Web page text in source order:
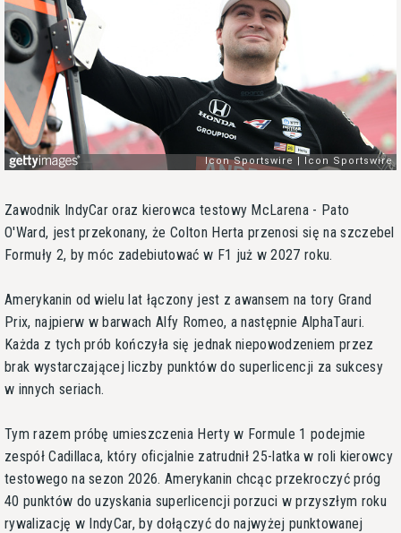
Zawodnik IndyCar oraz kierowca testowy McLarena - Pato
O'Ward, jest przekonany, że Colton Herta przenosi się na szczebel
Formuły 2, by móc zadebiutować w F1 już w 2027 roku.
Amerykanin od wielu lat łączony jest z awansem na tory Grand
Prix, najpierw w barwach Alfy Romeo, a następnie AlphaTauri.
Każda z tych prób kończyła się jednak niepowodzeniem przez
brak wystarczającej liczby punktów do superlicencji za sukcesy
w innych seriach.
Tym razem próbę umieszczenia Herty w Formule 1 podejmie
zespół Cadillaca, który oficjalnie zatrudnił 25-latka w roli kierowcy
testowego na sezon 2026. Amerykanin chcąc przekroczyć próg
40 punktów do uzyskania superlicencji porzuci w przyszłym roku
rywalizację w IndyCar, by dołączyć do najwyżej punktowanej